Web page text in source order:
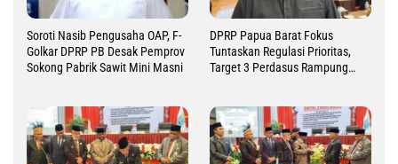
Soroti Nasib Pengusaha OAP, F-
Golkar DPRP PB Desak Pemprov
Sokong Pabrik Sawit Mini Masni
DPRP Papua Barat Fokus
Tuntaskan Regulasi Prioritas,
Target 3 Perdasus Rampung